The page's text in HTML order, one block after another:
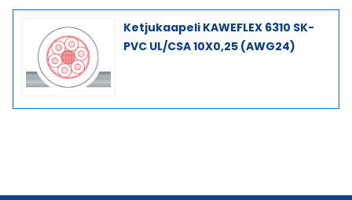
Ketjukaapeli KAWEFLEX 6310 SK-
PVC UL/CSA 10X0,25 (AWG24)